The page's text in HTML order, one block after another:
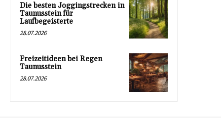
Die besten Joggingstrecken in
Taunusstein für
Laufbegeisterte
28.07.2026
Freizeitideen bei Regen
Taunusstein
28.07.2026